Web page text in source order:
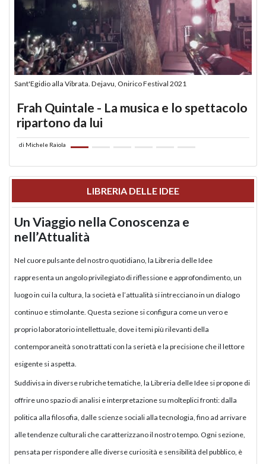
Sant'Egidio alla Vibrata. Dejavu, Onirico Festival 2021
Frah Quintale - La musica e lo spettacolo
ripartono da lui
di Michele Raiola
LIBRERIA DELLE IDEE
Un Viaggio nella Conoscenza e
nell’Attualità
Nel cuore pulsante del nostro quotidiano, la Libreria delle Idee
rappresenta un angolo privilegiato di riflessione e approfondimento, un
luogo in cui la cultura, la società e l’attualità si intrecciano in un dialogo
continuo e stimolante. Questa sezione si configura come un vero e
proprio laboratorio intellettuale, dove i temi più rilevanti della
contemporaneità sono trattati con la serietà e la precisione che il lettore
esigente si aspetta.
Suddivisa in diverse rubriche tematiche, la Libreria delle Idee si propone di
offrire uno spazio di analisi e interpretazione su molteplici fronti: dalla
politica alla filosofia, dalle scienze sociali alla tecnologia, fino ad arrivare
alle tendenze culturali che caratterizzano il nostro tempo. Ogni sezione,
pensata per rispondere alle diverse curiosità e sensibilità del pubblico, è